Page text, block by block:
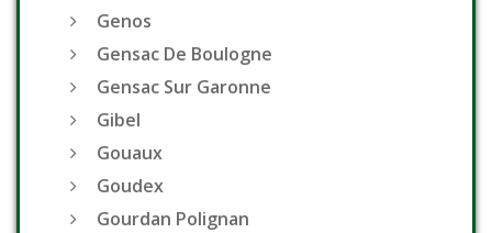
Genos
Gensac De Boulogne
Gensac Sur Garonne
Gibel
Gouaux
Goudex
Gourdan Polignan